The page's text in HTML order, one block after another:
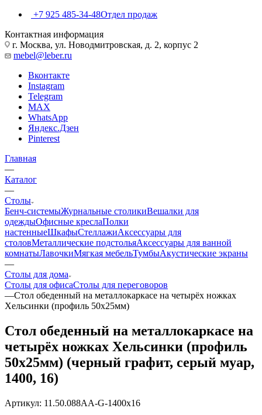
+7 925 485-34-48Отдел продаж
Контактная информация
г. Москва, ул. Новодмитровская, д. 2, корпус 2
mebel@leber.ru
Вконтакте
Instagram
Telegram
MAX
WhatsApp
Яндекс.Дзен
Pinterest
Главная
—
Каталог
—
Столы
Бенч-системыЖурнальные столикиВешалки для
одеждыОфисные креслаПолки
настенныеШкафыСтеллажиАксессуары для
столовМеталлические подстольяАксессуары для ванной
комнатыЛавочкиМягкая мебельТумбыАкустические экраны
—
Столы для дома
Столы для офисаСтолы для переговоров
—Стол обеденный на металлокаркасе на четырёх ножках
Хельсинки (профиль 50х25мм)
Стол обеденный на металлокаркасе на
четырёх ножках Хельсинки (профиль
50х25мм) (черный графит, серый муар,
1400, 16)
Артикул: 11.50.088AA-G-1400x16